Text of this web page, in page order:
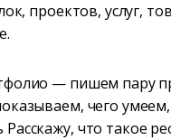
проектов, услуг,
— пишем пару
чего умеем,
что такое